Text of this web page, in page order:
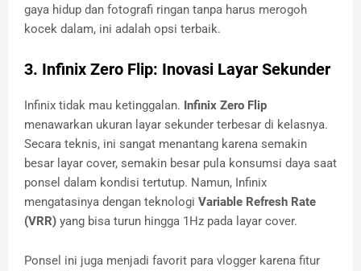
gaya hidup dan fotografi ringan tanpa harus merogoh
kocek dalam, ini adalah opsi terbaik.
3. Infinix Zero Flip: Inovasi Layar Sekunder
Infinix tidak mau ketinggalan. Infinix Zero Flip
menawarkan ukuran layar sekunder terbesar di kelasnya.
Secara teknis, ini sangat menantang karena semakin
besar layar cover, semakin besar pula konsumsi daya saat
ponsel dalam kondisi tertutup. Namun, Infinix
mengatasinya dengan teknologi Variable Refresh Rate
(VRR) yang bisa turun hingga 1Hz pada layar cover.
Ponsel ini juga menjadi favorit para vlogger karena fitur